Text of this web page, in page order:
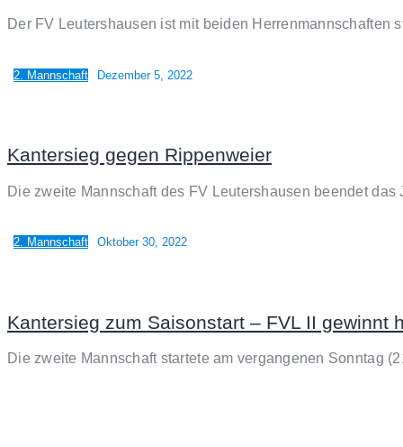
Der FV Leutershausen ist mit beiden
2. Mannschaft Dezember 5, 2022
Kantersieg gegen Rippenweier
Die zweite Mannschaft des FV Leutershausen beendet
2. Mannschaft Oktober 30, 2022
Kantersieg zum Saisonstart – FVL II gewinnt
Die zweite Mannschaft startete am vergangenen Sonntag